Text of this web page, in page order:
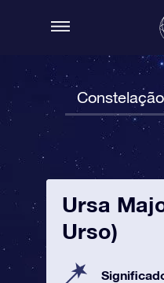
Ursa
Urso)